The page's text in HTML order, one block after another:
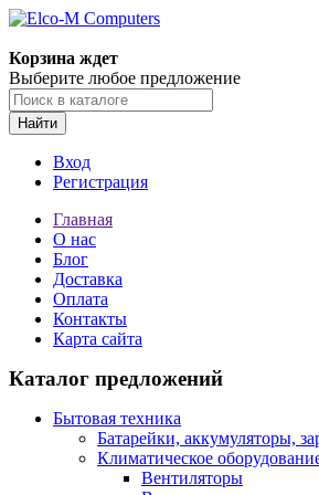
Корзина ждет
Выберите любое предложение
Найти
Вход
Регистрация
Главная
О нас
Блог
Доставка
Оплата
Контакты
Карта сайта
Каталог предложений
Бытовая техника
Батарейки, аккумуляторы,
Климатическое
Вентиляторы